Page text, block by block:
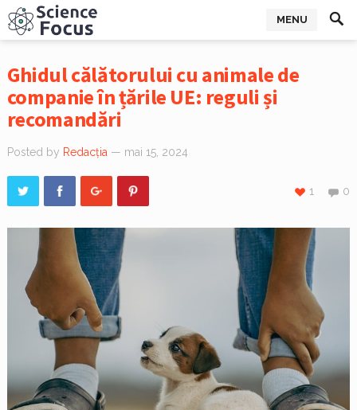
MENU
Ghidul călătorului cu animale de
companie în țările UE: reguli și
recomandări
Posted by Redacția — mai 15, 2024
0
1